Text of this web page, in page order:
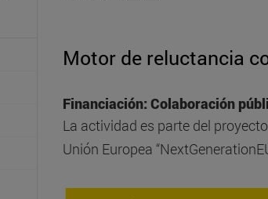
Motor de reluctancia
Financiación: Colaboración
La actividad es parte del
Unión Europea